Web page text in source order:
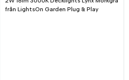
från LightsOn Garden Plug & Play